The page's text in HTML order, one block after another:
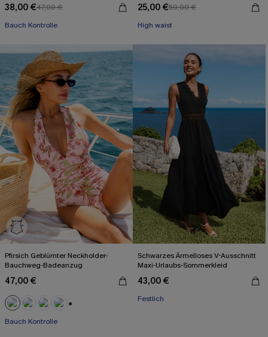
38,00 €47,00 €
Bauch Kontrolle
25,00 €50,00 €
High waist
Pfirsich Geblümter Neckholder-
Bauchweg-Badeanzug
47,00 €
Bauch Kontrolle
Schwarzes Ärmelloses V-Ausschnitt
Maxi-Urlaubs-Sommerkleid
43,00 €
Festlich